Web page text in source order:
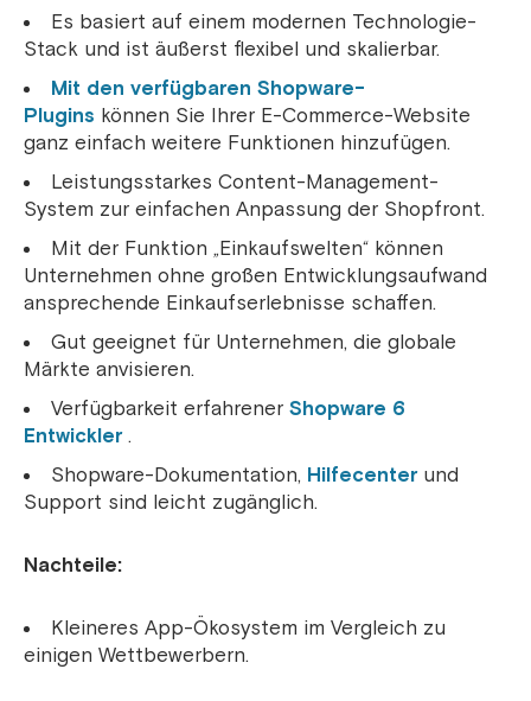
Es basiert auf einem modernen Technologie-
Stack und ist äußerst flexibel und skalierbar.
Mit den verfügbaren Shopware-
Plugins können Sie Ihrer E-Commerce-Website
ganz einfach weitere Funktionen hinzufügen.
Leistungsstarkes Content-Management-
System zur einfachen Anpassung der Shopfront.
Mit der Funktion „Einkaufswelten“ können
Unternehmen ohne großen Entwicklungsaufwand
ansprechende Einkaufserlebnisse schaffen.
Gut geeignet für Unternehmen, die globale
Märkte anvisieren.
Verfügbarkeit erfahrener Shopware 6
Entwickler.
Shopware-Dokumentation, Hilfecenterund
Support sind leicht zugänglich.
Nachteile:
Kleineres App-Ökosystem im Vergleich zu
einigen Wettbewerbern.